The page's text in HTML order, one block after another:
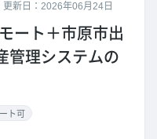
更新日：2026年06月24日
ート＋市原市出
管理システムの
ト可